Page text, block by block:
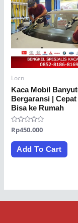
Locn
Kaca Mobil
Bergaransi | Cepat
Bisa ke Rumah
Rated
0
out
Rp450.000
Add To Cart